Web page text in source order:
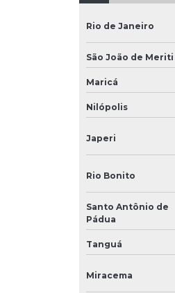
Rio de Janeiro
São João de Meriti
Maricá
Nilópolis
Japeri
Rio Bonito
Santo Antônio de
Pádua
Tanguá
Miracema